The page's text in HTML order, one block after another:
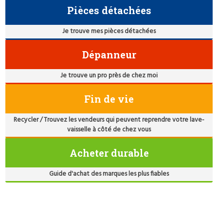
Pièces détachées
Je trouve mes pièces détachées
Dépanneur
Je trouve un pro près de chez moi
Fin de vie
Recycler / Trouvez les vendeurs qui peuvent reprendre votre lave-
vaisselle à côté de chez vous
Acheter durable
Guide d'achat des marques les plus fiables